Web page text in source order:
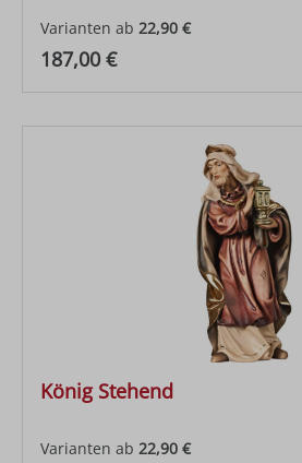
Varianten ab 22,90 €
Regulärer Preis:
187,00 €
König Stehend
Varianten ab 22,90 €